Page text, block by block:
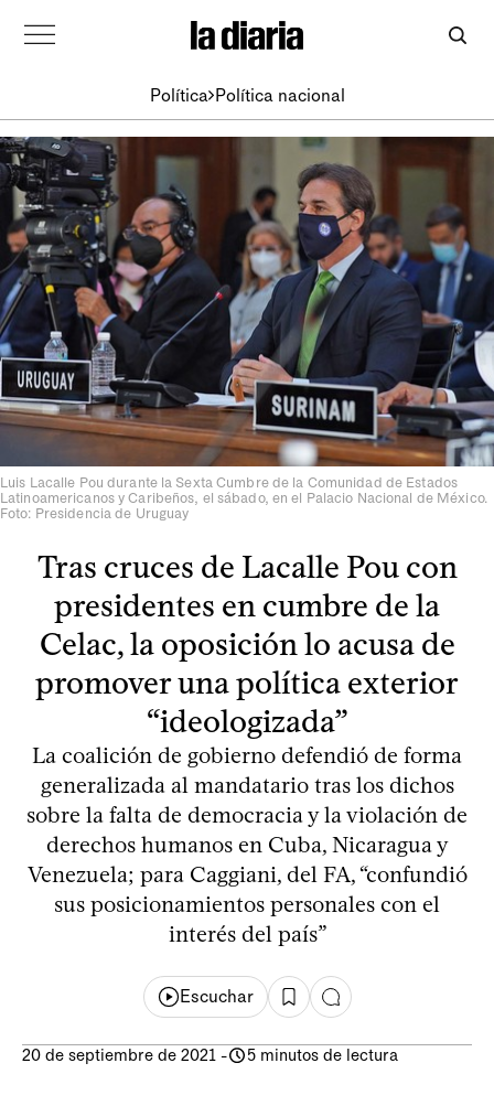
Política Política nacional
Luis Lacalle Pou durante la Sexta Cumbre de la Comunidad de Estados
Latinoamericanos y Caribeños, el sábado, en el Palacio Nacional de México.
Foto: Presidencia de Uruguay
Tras cruces de Lacalle Pou con
presidentes en cumbre de la
Celac, la oposición lo acusa de
promover una política exterior
“ideologizada”
La coalición de gobierno defendió de forma
generalizada al mandatario tras los dichos
sobre la falta de democracia y la violación de
derechos humanos en Cuba, Nicaragua y
Venezuela; para Caggiani, del FA, “confundió
sus posicionamientos personales con el
interés del país”
Escuchar
20 de septiembre de 2021 - 5 minutos de lectura